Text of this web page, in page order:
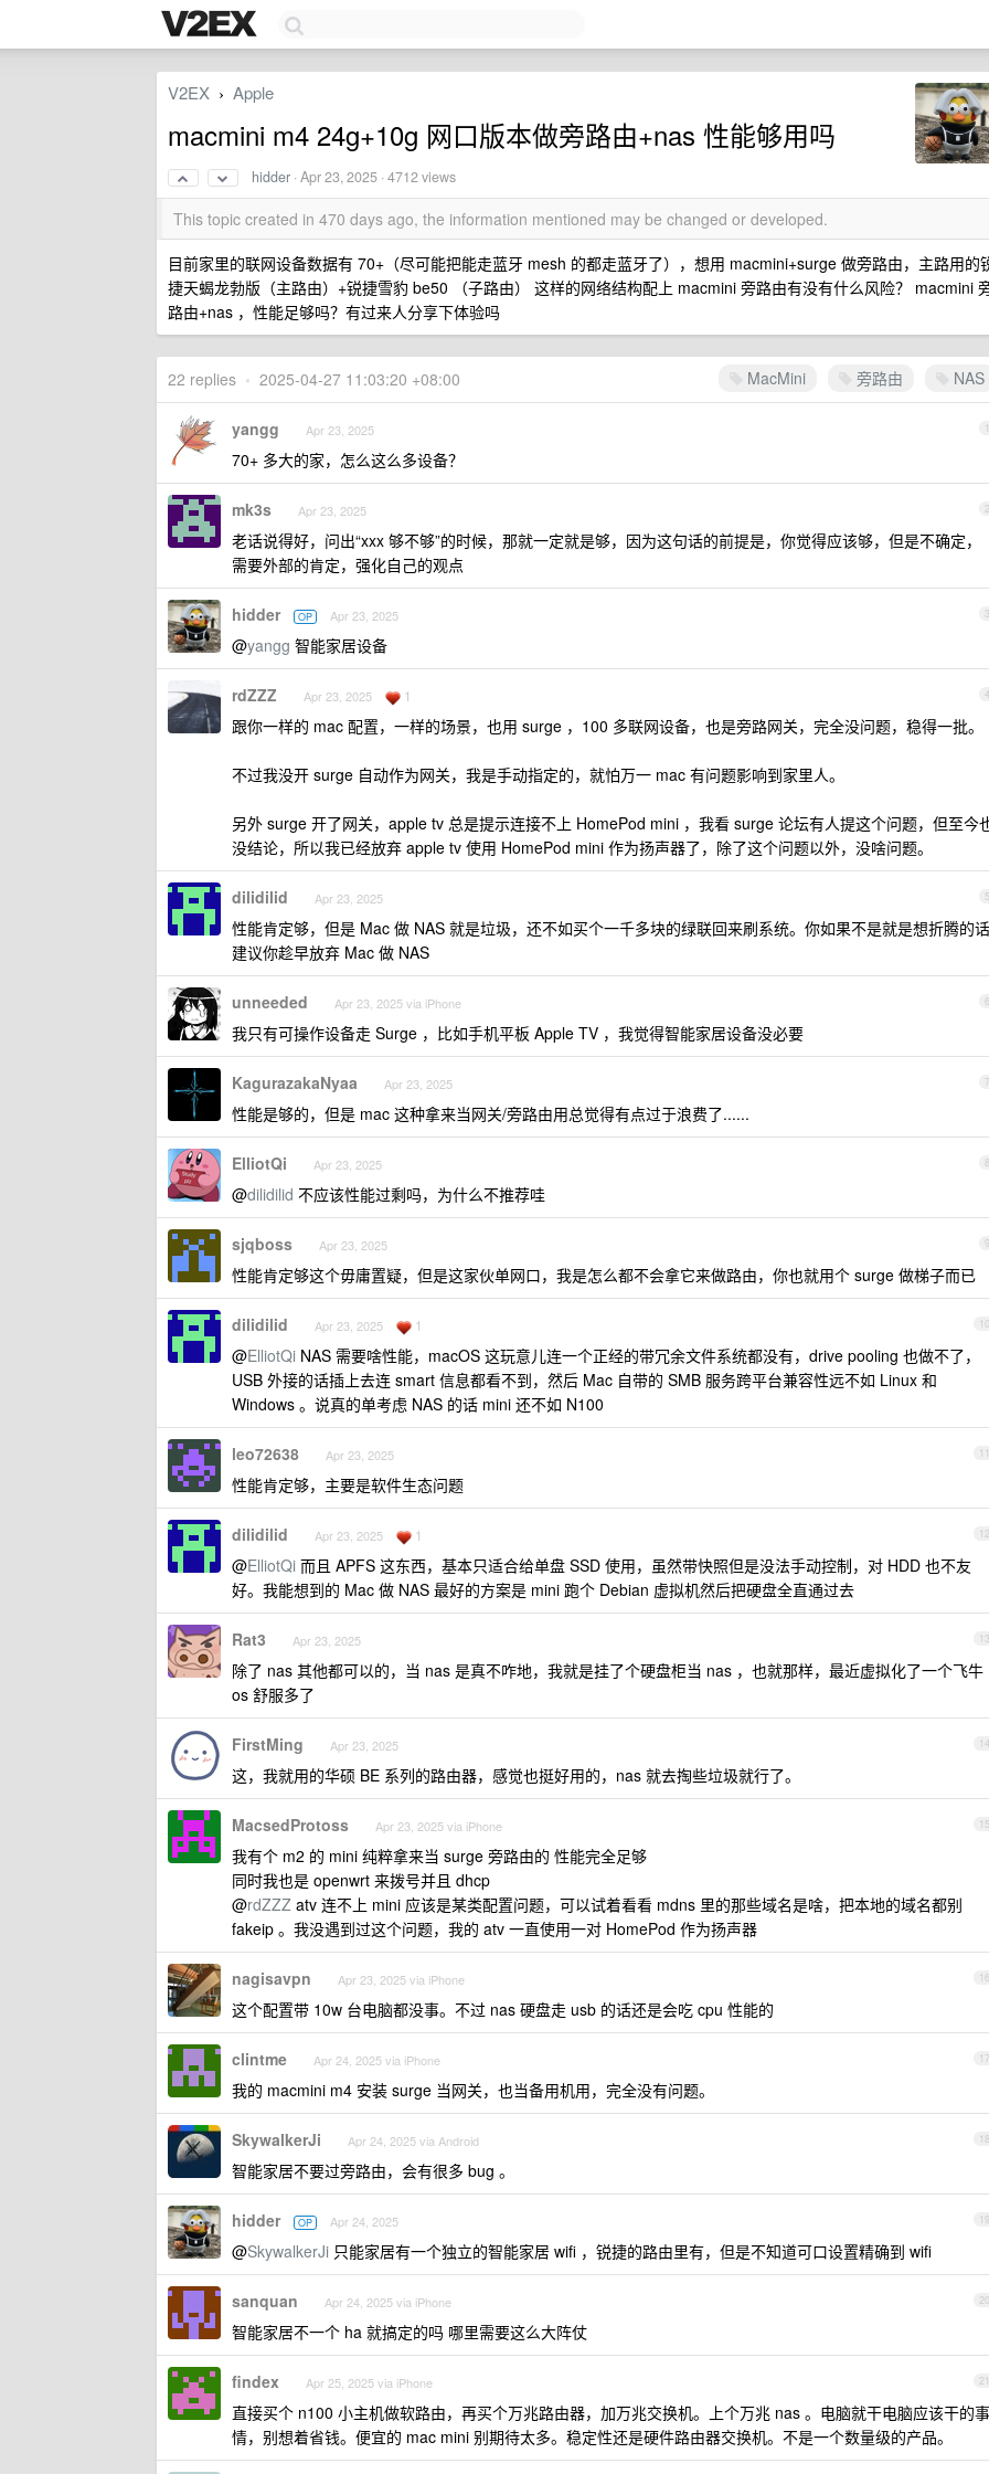
V2EX › Apple
macmini m4 24g+10g 网口版本做旁路由+nas 性能够用吗
hidder ·Apr 23, 2025 · 4712 views
This topic created in 470 days ago, the information mentioned may be changed or developed.
目前家里的联网设备数据有 70+（尽可能把能走蓝牙 mesh 的都走蓝牙了），想用 macmini+surge 做旁路由，主路用的
捷天蝎龙勃版（主路由）+锐捷雪豹 be50 （子路由） 这样的网络结构配上 macmini 旁路由有没有什么风险？ macmini
路由+nas ，性能足够吗？有过来人分享下体验吗
MacMini 旁路由 NAS
22 replies • 2025-04-27 11:03:20 +08:00
1
yangg Apr 23, 2025
70+ 多大的家，怎么这么多设备？
2
mk3s Apr 23, 2025
老话说得好，问出“xxx 够不够”的时候，那就一定就是够，因为这句话的前提是，你觉得应该够，但是不确定，
需要外部的肯定，强化自己的观点
3
hidder OP Apr 23, 2025
@yangg 智能家居设备
4
rdZZZ Apr 23, 2025 1
跟你一样的 mac 配置，一样的场景，也用 surge ，100 多联网设备，也是旁路网关，完全没问题，稳得一批。
不过我没开 surge 自动作为网关，我是手动指定的，就怕万一 mac 有问题影响到家里人。
另外 surge 开了网关，apple tv 总是提示连接不上 HomePod mini ，我看 surge 论坛有人提这个问题，但至今
没结论，所以我已经放弃 apple tv 使用 HomePod mini 作为扬声器了，除了这个问题以外，没啥问题。
5
dilidilid Apr 23, 2025
性能肯定够，但是 Mac 做 NAS 就是垃圾，还不如买个一千多块的绿联回来刷系统。你如果不是就是想折腾的话
建议你趁早放弃 Mac 做 NAS
6
unneeded Apr 23, 2025 via iPhone
我只有可操作设备走 Surge ，比如手机平板 Apple TV ，我觉得智能家居设备没必要
7
KagurazakaNyaa Apr 23, 2025
性能是够的，但是 mac 这种拿来当网关/旁路由用总觉得有点过于浪费了......
8
ElliotQi Apr 23, 2025
@dilidilid 不应该性能过剩吗，为什么不推荐哇
9
sjqboss Apr 23, 2025
性能肯定够这个毋庸置疑，但是这家伙单网口，我是怎么都不会拿它来做路由，你也就用个 surge 做梯子而已
10
dilidilid Apr 23, 2025 1
@ElliotQi NAS 需要啥性能，macOS 这玩意儿连一个正经的带冗余文件系统都没有，drive pooling 也做不了，
USB 外接的话插上去连 smart 信息都看不到，然后 Mac 自带的 SMB 服务跨平台兼容性远不如 Linux 和
Windows 。说真的单考虑 NAS 的话 mini 还不如 N100
11
leo72638 Apr 23, 2025
性能肯定够，主要是软件生态问题
12
dilidilid Apr 23, 2025 1
@ElliotQi 而且 APFS 这东西，基本只适合给单盘 SSD 使用，虽然带快照但是没法手动控制，对 HDD 也不友
好。我能想到的 Mac 做 NAS 最好的方案是 mini 跑个 Debian 虚拟机然后把硬盘全直通过去
13
Rat3 Apr 23, 2025
除了 nas 其他都可以的，当 nas 是真不咋地，我就是挂了个硬盘柜当 nas ，也就那样，最近虚拟化了一个飞牛
os 舒服多了
14
FirstMing Apr 23, 2025
这，我就用的华硕 BE 系列的路由器，感觉也挺好用的，nas 就去掏些垃圾就行了。
15
MacsedProtoss Apr 23, 2025 via iPhone
我有个 m2 的 mini 纯粹拿来当 surge 旁路由的 性能完全足够
同时我也是 openwrt 来拨号并且 dhcp
@rdZZZ atv 连不上 mini 应该是某类配置问题，可以试着看看 mdns 里的那些域名是啥，把本地的域名都别
fakeip 。我没遇到过这个问题，我的 atv 一直使用一对 HomePod 作为扬声器
16
nagisavpn Apr 23, 2025 via iPhone
这个配置带 10w 台电脑都没事。不过 nas 硬盘走 usb 的话还是会吃 cpu 性能的
17
clintme Apr 24, 2025 via iPhone
我的 macmini m4 安装 surge 当网关，也当备用机用，完全没有问题。
18
SkywalkerJi Apr 24, 2025 via Android
智能家居不要过旁路由，会有很多 bug 。
19
hidder OP Apr 24, 2025
@SkywalkerJi 只能家居有一个独立的智能家居 wifi ，锐捷的路由里有，但是不知道可口设置精确到 wifi
20
sanquan Apr 24, 2025 via iPhone
智能家居不一个 ha 就搞定的吗 哪里需要这么大阵仗
21
findex Apr 25, 2025 via iPhone
直接买个 n100 小主机做软路由，再买个万兆路由器，加万兆交换机。上个万兆 nas 。电脑就干电脑应该干的事
情，别想着省钱。便宜的 mac mini 别期待太多。稳定性还是硬件路由器交换机。不是一个数量级的产品。